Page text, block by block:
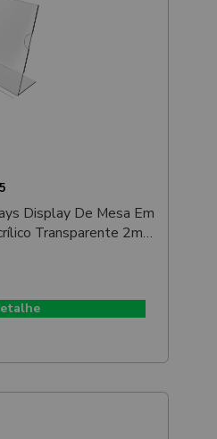
Display De Mesa Em